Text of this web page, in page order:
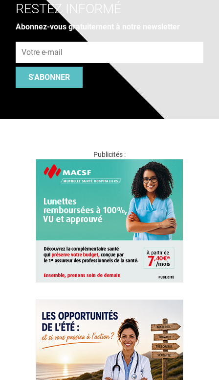
RESTEZ INFORMÉ
Abonnez-vous gratuitement à notre newsletter
S'ABONNER
Publicités :